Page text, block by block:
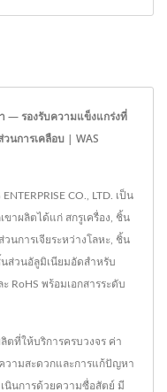
— รองรับความแข็งแกร่งที่
นการเคลือบ | WAS
CO., LTD. เป็น
าผลิตได้แก่ สกรูเครื่อง, ชิ้น
นการเจียระหว่างโลหะ, ชิ้น
ส่วนอัลูมิเนียมอัดสำหรับ
RoHS พร้อมเอกสารระดับ
ตที่ให้บริการครบวงจร ค่า
วามสะดวกและการแก้ปัญหา
นินการด้วยความซื่อสัตย์ มี